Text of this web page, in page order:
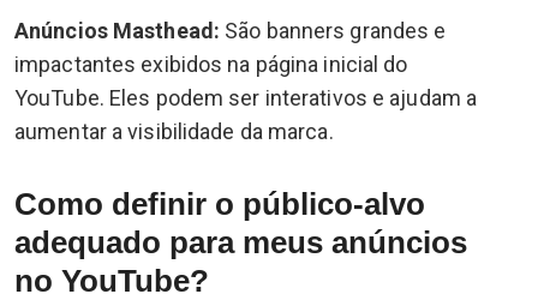
Anúncios Masthead: São banners grandes e
impactantes exibidos na página inicial do
YouTube. Eles podem ser interativos e ajudam a
aumentar a visibilidade da marca.
Como definir o público-alvo
adequado para meus anúncios
no YouTube?